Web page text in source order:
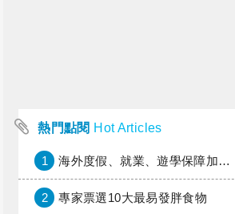
熱門點閱 Hot Articles
1 海外度假、就業、遊學保障加倍，富邦產險「一期逐夢」專案加碼遠距醫療與緊急救援
2 專家票選10大最易發胖食物